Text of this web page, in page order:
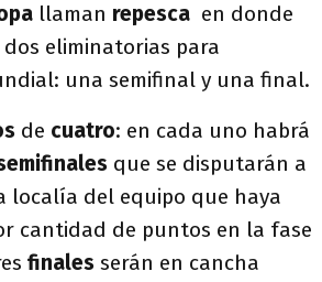
llaman repesca en donde
eliminatorias para
una semifinal y una final.
de cuatro: en cada uno habrá
que se disputarán a
localía del equipo que haya
cantidad de puntos en la fase
finales serán en cancha